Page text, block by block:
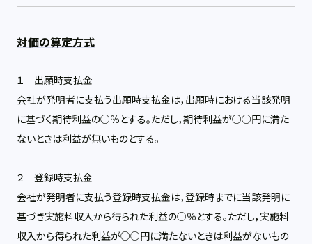
対価の算定方式
１ 出願時支払金
会社が発明者に支払う出願時支払金は，出願時における当該発明
に基づく期待利益の○％とする。ただし，期待利益が○○円に満た
ないときは利益が無いものとする。
２ 登録時支払金
会社が発明者に支払う登録時支払金は，登録時までに当該発明に
基づき実施料収入から得られた利益の○％とする。ただし，実施料
収入から得られた利益が○○円に満たないときは利益がないもの